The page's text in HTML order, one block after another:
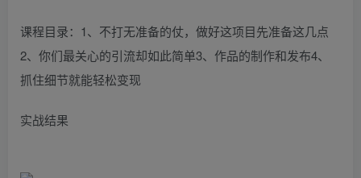
课程目录：1、不打无准备的仗，做好这项目先准备这几点
2、你们最关心的引流却如此简单3、作品的制作和发布4、
抓住细节就能轻松变现
实战结果